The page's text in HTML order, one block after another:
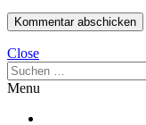
Close
Suchen
nach:
Menu